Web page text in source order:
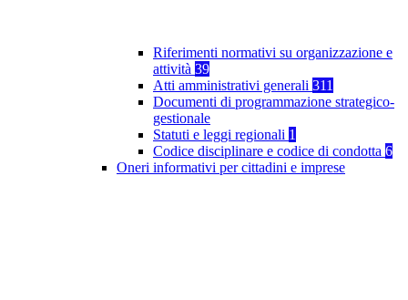
Riferimenti normativi su organizzazione e
attività 39
Atti amministrativi generali 311
Documenti di programmazione strategico-
gestionale
Statuti e leggi regionali 1
Codice disciplinare e codice di condotta 6
Oneri informativi per cittadini e imprese